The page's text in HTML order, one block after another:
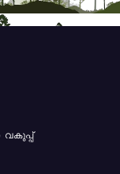
വകുപ്പ്